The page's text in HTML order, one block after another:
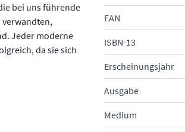
bei uns führende
Jeder moderne
da sie sich
EAN
ISBN-13
Erscheinungsjahr
Ausgabe
Medium